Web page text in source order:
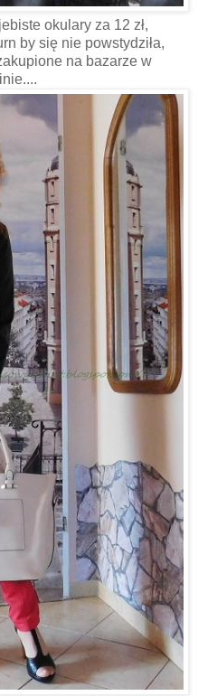
okulary za 12 zł,
by się nie powstydziła,
na bazarze w